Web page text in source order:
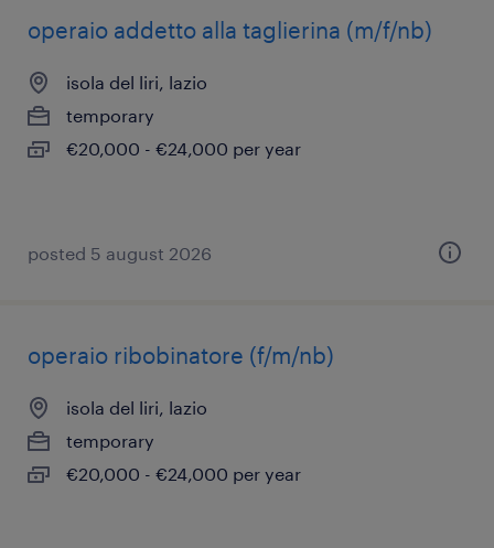
operaio addetto alla taglierina (m/f/nb)
isola del liri, lazio
temporary
€20,000 - €24,000 per year
posted 5 august 2026
operaio ribobinatore (f/m/nb)
isola del liri, lazio
temporary
€20,000 - €24,000 per year